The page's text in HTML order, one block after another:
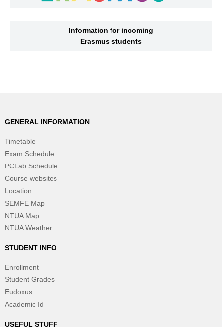
Information for incoming
Erasmus students
GENERAL INFORMATION
Timetable
Exam Schedule
PCLab Schedule
Course websites
Location
SEMFE Map
NTUA Map
NTUA Weather
STUDENT INFO
Enrollment
Student Grades
Eudoxus
Academic Id
USEFUL STUFF